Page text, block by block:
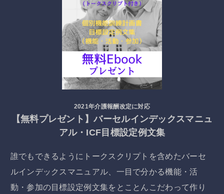
2021年介護報酬改定に対応
【無料プレゼント】バーセルインデックスマニュ
アル・ICF目標設定例文集
誰でもできるようにトークスクリプトを含めたバーセ
ルインデックスマニュアル、一目で分かる機能・活
動・参加の目標設定例文集をとことんこだわって作り